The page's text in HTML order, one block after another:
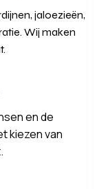
jaloezieën,
Wij maken
en de
kiezen van